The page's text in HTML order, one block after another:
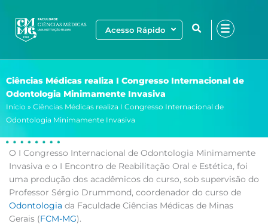
para
Acesso Rápido
Ciências Médicas realiza I Congresso Internacional de
Odontologia Minimamente Invasiva
Início » Ciências Médicas realiza I Congresso Internacional de
Odontologia Minimamente Invasiva
O I Congresso Internacional de Odontologia Minimamente
Invasiva e o I Encontro de Reabilitação Oral e Estética, foi
uma produção dos acadêmicos do curso, sob supervisão do
Professor Sérgio Drummond, coordenador do curso de
Odontologia da Faculdade Ciências Médicas de Minas
Gerais (FCM-MG).